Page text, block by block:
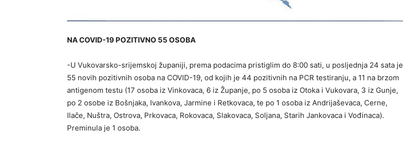
NA COVID-19 POZITIVNO 55 OSOBA
-U Vukovarsko-srijemskoj županiji, prema podacima pristiglim do 8:00 sati, u posljednja 24 sata je
55 novih pozitivnih osoba na COVID-19, od kojih je 44 pozitivnih na PCR testiranju, a 11 na brzom
antigenom testu (17 osoba iz Vinkovaca, 6 iz Županje, po 5 osoba iz Otoka i Vukovara, 3 iz Gunje,
po 2 osobe iz Bošnjaka, Ivankova, Jarmine i Retkovaca, te po 1 osoba iz Andrijaševaca, Cerne,
Ilače, Nuštra, Ostrova, Prkovaca, Rokovaca, Slakovaca, Soljana, Starih Jankovaca i Vođinaca).
Preminula je 1 osoba.